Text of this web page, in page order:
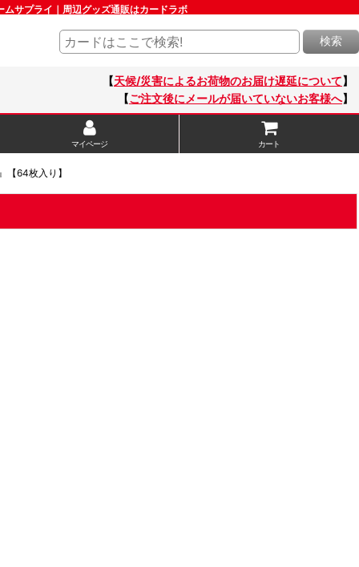
サプライ｜周辺グッズ通販はカードラボ
検索
【天候/災害によるお荷物のお届け遅延について】
【ご注文後にメールが届いていないお客様へ】
マイページ カート
【64枚入り】